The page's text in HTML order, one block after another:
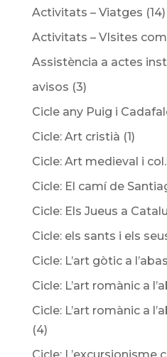
Activitats – Viatges (14)
Activitats – VIsites
Assistència a actes
avisos (3)
Cicle any Puig i
Cicle: Art cristià (1)
Cicle: Art medieval i
Cicle: El camí de
Cicle: Els Jueus a
Cicle: els sants i els
Cicle: L’art gòtic a
Cicle: L’art romànic a
Cicle: L’art romànic a
(4)